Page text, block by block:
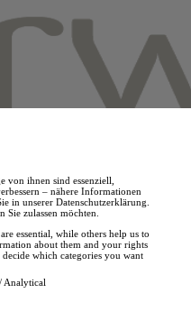
von ihnen sind essenziell,
– nähere Informationen
in unserer Datenschutzerklärung.
zulassen möchten.
essential, while others help us to
about them and your rights
which categories you want
Analytical